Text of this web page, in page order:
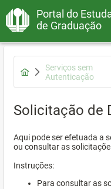
Portal do
de Graduação
Serviços sem
Autenticação
Solicitação de
Aqui pode ser efetuada a
ou consultar as
Instruções:
Para consultar as